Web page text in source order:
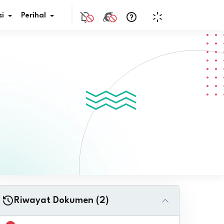
JDIH
Perihal
Riwayat Dokumen (2)